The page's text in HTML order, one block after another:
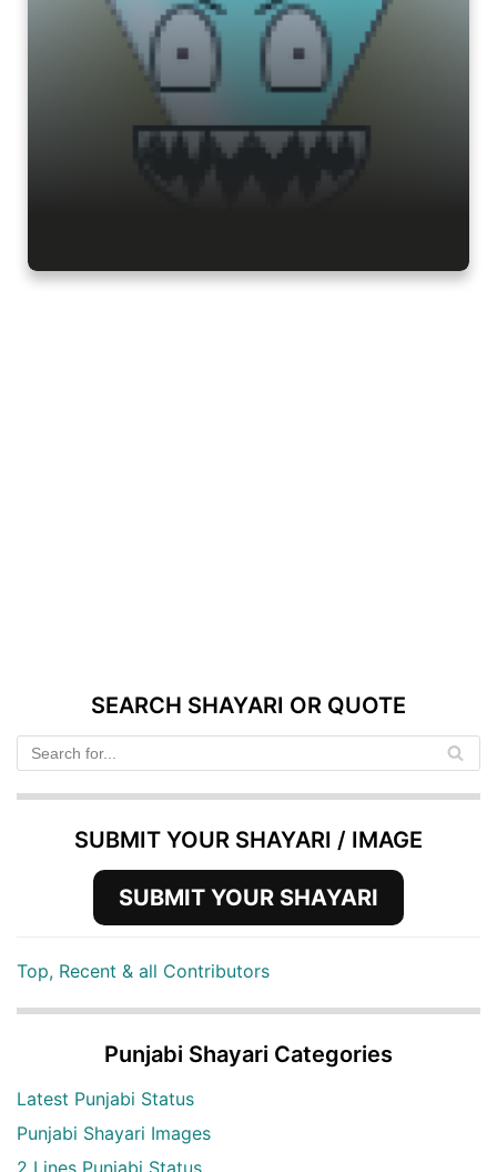
SEARCH SHAYARI OR QUOTE
SUBMIT YOUR SHAYARI / IMAGE
SUBMIT YOUR SHAYARI
Top, Recent & all Contributors
Punjabi Shayari Categories
Latest Punjabi Status
Punjabi Shayari Images
2 Lines Punjabi Status